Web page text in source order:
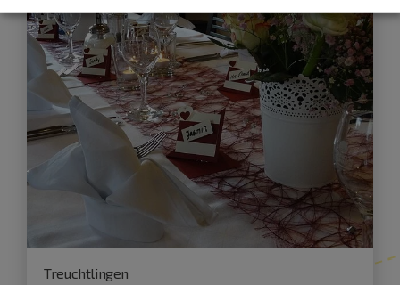
Treuchtlingen